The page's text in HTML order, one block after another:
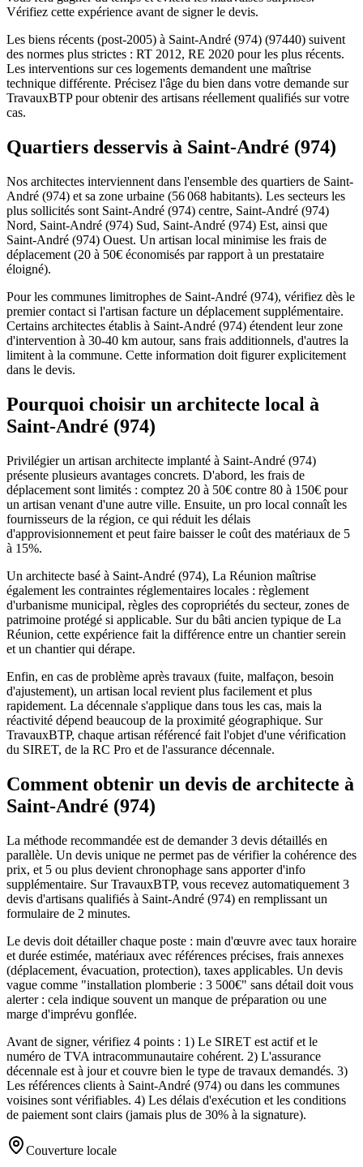
Vérifiez cette expérience avant de signer le devis.
Les biens récents (post-2005) à Saint-André (974) (97440) suivent
des normes plus strictes : RT 2012, RE 2020 pour les plus récents.
Les interventions sur ces logements demandent une maîtrise
technique différente. Précisez l'âge du bien dans votre demande sur
TravauxBTP pour obtenir des artisans réellement qualifiés sur votre
cas.
Quartiers desservis à Saint-André (974)
Nos architectes interviennent dans l'ensemble des quartiers de Saint-
André (974) et sa zone urbaine (56 068 habitants). Les secteurs les
plus sollicités sont Saint-André (974) centre, Saint-André (974)
Nord, Saint-André (974) Sud, Saint-André (974) Est, ainsi que
Saint-André (974) Ouest. Un artisan local minimise les frais de
déplacement (20 à 50€ économisés par rapport à un prestataire
éloigné).
Pour les communes limitrophes de Saint-André (974), vérifiez dès le
premier contact si l'artisan facture un déplacement supplémentaire.
Certains architectes établis à Saint-André (974) étendent leur zone
d'intervention à 30-40 km autour, sans frais additionnels, d'autres la
limitent à la commune. Cette information doit figurer explicitement
dans le devis.
Pourquoi choisir un architecte local à
Saint-André (974)
Privilégier un artisan architecte implanté à Saint-André (974)
présente plusieurs avantages concrets. D'abord, les frais de
déplacement sont limités : comptez 20 à 50€ contre 80 à 150€ pour
un artisan venant d'une autre ville. Ensuite, un pro local connaît les
fournisseurs de la région, ce qui réduit les délais
d'approvisionnement et peut faire baisser le coût des matériaux de 5
à 15%.
Un architecte basé à Saint-André (974), La Réunion maîtrise
également les contraintes réglementaires locales : règlement
d'urbanisme municipal, règles des copropriétés du secteur, zones de
patrimoine protégé si applicable. Sur du bâti ancien typique de La
Réunion, cette expérience fait la différence entre un chantier serein
et un chantier qui dérape.
Enfin, en cas de problème après travaux (fuite, malfaçon, besoin
d'ajustement), un artisan local revient plus facilement et plus
rapidement. La décennale s'applique dans tous les cas, mais la
réactivité dépend beaucoup de la proximité géographique. Sur
TravauxBTP, chaque artisan référencé fait l'objet d'une vérification
du SIRET, de la RC Pro et de l'assurance décennale.
Comment obtenir un devis de architecte à
Saint-André (974)
La méthode recommandée est de demander 3 devis détaillés en
parallèle. Un devis unique ne permet pas de vérifier la cohérence des
prix, et 5 ou plus devient chronophage sans apporter d'info
supplémentaire. Sur TravauxBTP, vous recevez automatiquement 3
devis d'artisans qualifiés à Saint-André (974) en remplissant un
formulaire de 2 minutes.
Le devis doit détailler chaque poste : main d'œuvre avec taux horaire
et durée estimée, matériaux avec références précises, frais annexes
(déplacement, évacuation, protection), taxes applicables. Un devis
vague comme "installation plomberie : 3 500€" sans détail doit vous
alerter : cela indique souvent un manque de préparation ou une
marge d'imprévu gonflée.
Avant de signer, vérifiez 4 points : 1) Le SIRET est actif et le
numéro de TVA intracommunautaire cohérent. 2) L'assurance
décennale est à jour et couvre bien le type de travaux demandés. 3)
Les références clients à Saint-André (974) ou dans les communes
voisines sont vérifiables. 4) Les délais d'exécution et les conditions
de paiement sont clairs (jamais plus de 30% à la signature).
Couverture locale